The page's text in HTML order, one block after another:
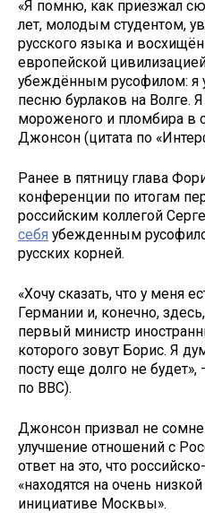
«Я помню, как приезжал
лет, молодым студентом,
русского языка и
европейской
убеждённым русофилом: я
песню бурлаков на Волге.
мороженого и пломбира в
Джонсон (цитата по
Ранее в пятницу глава
конференции по итогам
российским коллегой
себя убежденным
русских корней.
«Хочу сказать, что у меня
Германии и, конечно,
первый министр
которого зовут Борис. Я
посту еще долго не будет»,
по ВВС).
Джонсон призвал не
улучшение отношений с
ответ на это, что
«находятся на очень
инициативе Москвы».